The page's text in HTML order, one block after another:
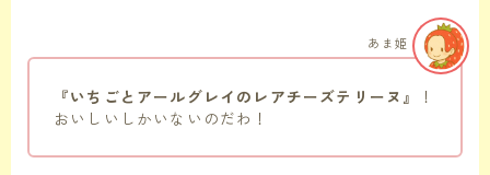
『いちごとアールグレイのレアチーズテリーヌ』
！
おいしいしかいないのだわ！
あま姫